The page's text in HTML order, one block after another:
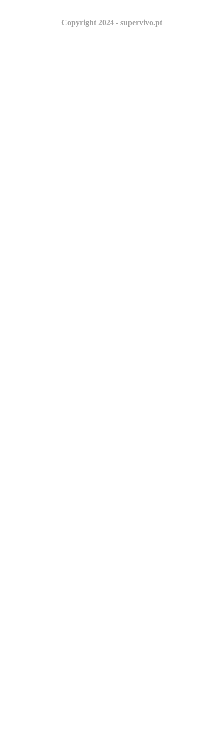
Copyright 2024 - supervivo.pt